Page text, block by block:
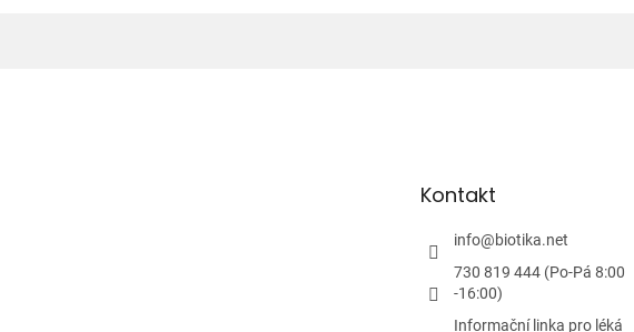
Kontakt
info@biotika.net
730 819 444 (Po-Pá 8:00
-16:00)
Informační linka pro léká